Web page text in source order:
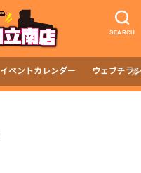
SEARCH
イベントカレンダー ウェブチラ